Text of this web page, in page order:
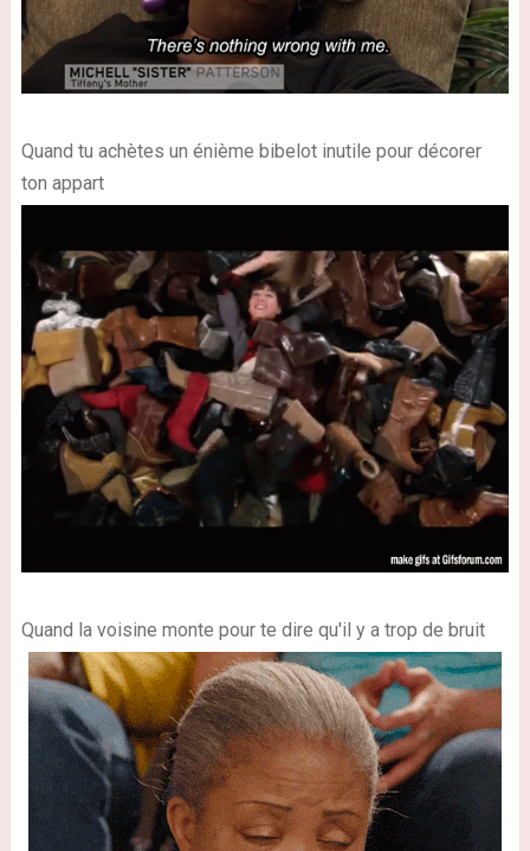
Quand tu achètes un énième bibelot inutile pour décorer
ton appart
Quand la voisine monte pour te dire qu'il y a trop de bruit